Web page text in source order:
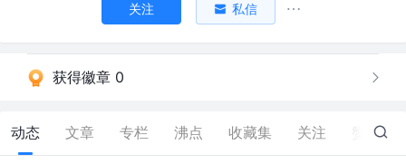
关注 私信
获得徽章 0
动态 文章 专栏 沸点 收藏集 关注 0